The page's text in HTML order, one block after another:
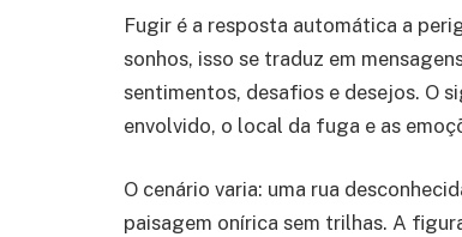
Fugir é a resposta automática a
sonhos, isso se traduz em
sentimentos, desafios e desejos. O
envolvido, o local da fuga e as
O cenário varia: uma rua
paisagem onírica sem trilhas. A